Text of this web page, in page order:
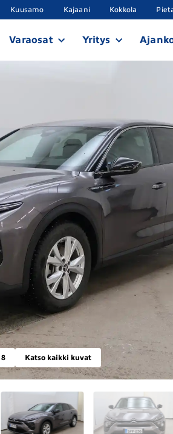
Kuusamo Kajaani Kokkola
Varaosat Yritys
8 Katso kaikki kuvat